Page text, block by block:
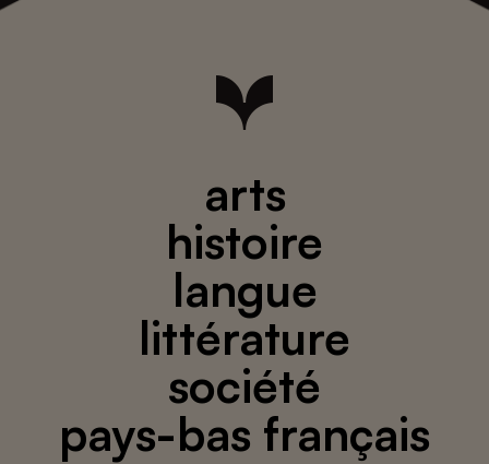
arts
histoire
langue
littérature
société
pays-bas français